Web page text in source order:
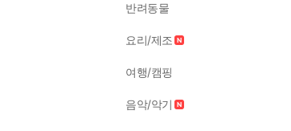
반려동물
요리/제조
여행/캠핑
음악/악기